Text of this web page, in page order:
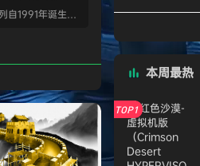
自1991年诞生以
饿狼 -MARK OF
起，时隔26年，
饿狼传说 City of
登场！ ■新实装
系统”！ 新实装
从战斗开始发动各
本周最热
TOP1